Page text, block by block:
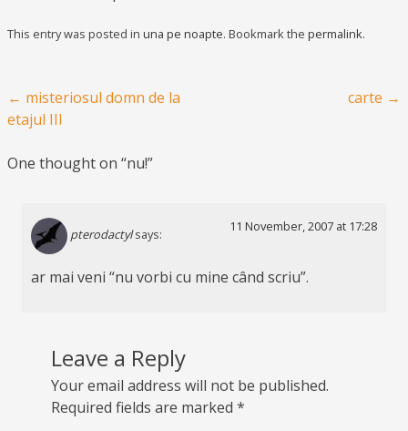
This entry was posted in una pe noapte. Bookmark the permalink.
Post navigation
← misteriosul domn de la
etajul III
carte →
One thought on “nu!”
pterodactyl says:
11 November, 2007 at 17:28
ar mai veni “nu vorbi cu mine când scriu”.
Leave a Reply
Your email address will not be published.
Required fields are marked *